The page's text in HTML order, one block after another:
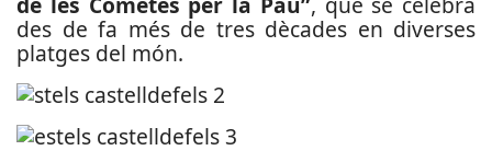
des de fa més de tres dècades en diverses
platges del món.